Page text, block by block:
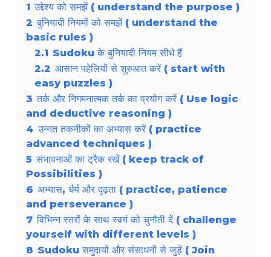
1 उद्देश्य को समझें ( understand the purpose )
2 बुनियादी नियमों को समझें ( understand the
basic rules )
2.1 Sudoku के बुनियादी नियम सीधे हैं
2.2 आसान पहेलियों से शुरुआत करें ( start with
easy puzzles )
3 तर्क और निगमनात्मक तर्क का प्रयोग करें ( Use logic
and deductive reasoning )
4 उन्नत तकनीकों का अभ्यास करें ( practice
advanced techniques )
5 संभावनाओं का ट्रैक रखें ( keep track of
Possibilities )
6 अभ्यास, धैर्य और दृढ़ता ( practice, patience
and perseverance )
7 विभिन्न स्तरों के साथ स्वयं को चुनौती दें ( challenge
yourself with different levels )
8 Sudoku समुदायों और संसाधनों से जुड़ें ( Join